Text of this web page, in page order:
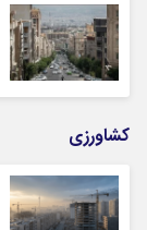
کشاورزی